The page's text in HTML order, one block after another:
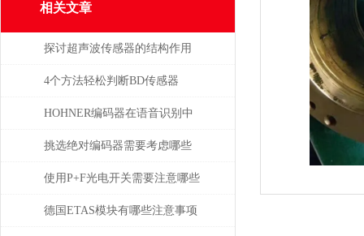
相关文章
探讨超声波传感器的结构作用
4个方法轻松判断BD传感器
DMP的好坏，不信试一试
HOHNER编码器在语音识别中
有什么应用
挑选绝对编码器需要考虑哪些
问题
使用P+F光电开关需要注意哪些
问题？
德国ETAS模块有哪些注意事项